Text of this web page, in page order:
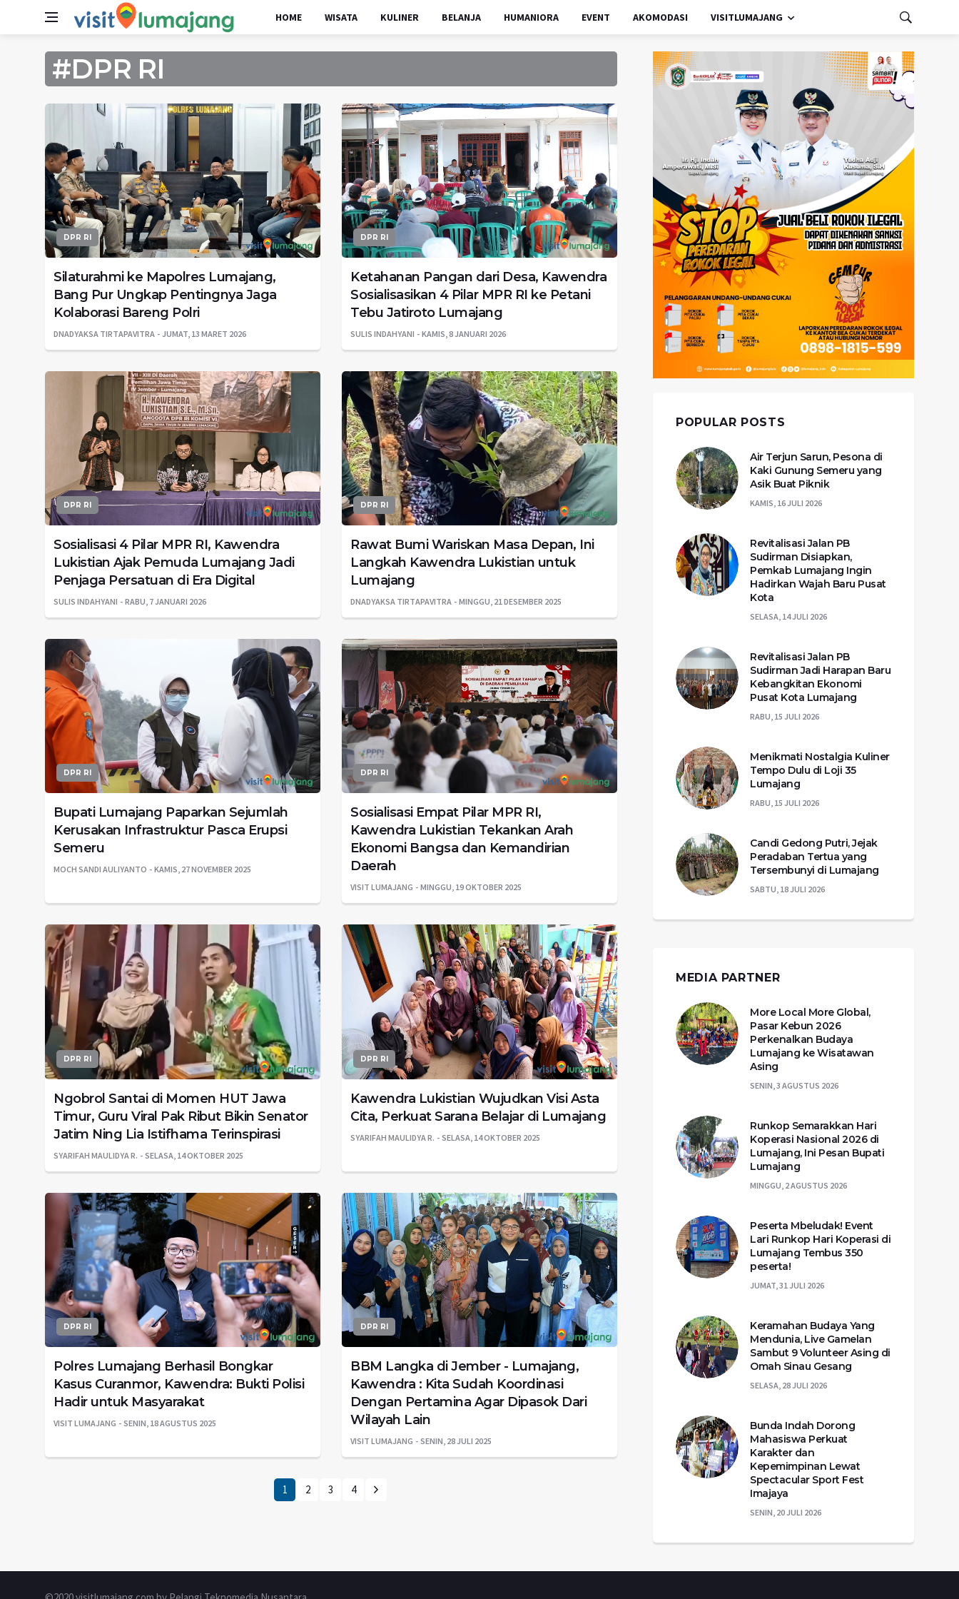
HOME WISATA KULINER BELANJA HUMANIORA EVENT AKOMODASI VISITLUMAJANG
#DPR RI
DPR RI
Silaturahmi ke Mapolres Lumajang,
Bang Pur Ungkap Pentingnya Jaga
Kolaborasi Bareng Polri
DNADYAKSA TIRTAPAVITRA JUMAT, 13 MARET 2026
DPR RI
Ketahanan Pangan dari Desa, Kawendra
Sosialisasikan 4 Pilar MPR RI ke Petani
Tebu Jatiroto Lumajang
SULIS INDAHYANI KAMIS, 8 JANUARI 2026
DPR RI
Sosialisasi 4 Pilar MPR RI, Kawendra
Lukistian Ajak Pemuda Lumajang Jadi
Penjaga Persatuan di Era Digital
SULIS INDAHYANI RABU, 7 JANUARI 2026
DPR RI
Rawat Bumi Wariskan Masa Depan, Ini
Langkah Kawendra Lukistian untuk
Lumajang
DNADYAKSA TIRTAPAVITRA MINGGU, 21 DESEMBER 2025
DPR RI
Bupati Lumajang Paparkan Sejumlah
Kerusakan Infrastruktur Pasca Erupsi
Semeru
MOCH SANDI AULIYANTO KAMIS, 27 NOVEMBER 2025
DPR RI
Sosialisasi Empat Pilar MPR RI,
Kawendra Lukistian Tekankan Arah
Ekonomi Bangsa dan Kemandirian
Daerah
VISIT LUMAJANG MINGGU, 19 OKTOBER 2025
DPR RI
Ngobrol Santai di Momen HUT Jawa
Timur, Guru Viral Pak Ribut Bikin Senator
Jatim Ning Lia Istifhama Terinspirasi
SYARIFAH MAULIDYA R. SELASA, 14 OKTOBER 2025
DPR RI
Kawendra Lukistian Wujudkan Visi Asta
Cita, Perkuat Sarana Belajar di Lumajang
SYARIFAH MAULIDYA R. SELASA, 14 OKTOBER 2025
DPR RI
Polres Lumajang Berhasil Bongkar
Kasus Curanmor, Kawendra: Bukti Polisi
Hadir untuk Masyarakat
VISIT LUMAJANG SENIN, 18 AGUSTUS 2025
DPR RI
BBM Langka di Jember - Lumajang,
Kawendra : Kita Sudah Koordinasi
Dengan Pertamina Agar Dipasok Dari
Wilayah Lain
VISIT LUMAJANG SENIN, 28 JULI 2025
1 2 3 4
POPULAR POSTS
Air Terjun Sarun, Pesona di
Kaki Gunung Semeru yang
Asik Buat Piknik
KAMIS, 16 JULI 2026
Revitalisasi Jalan PB
Sudirman Disiapkan,
Pemkab Lumajang Ingin
Hadirkan Wajah Baru Pusat
Kota
SELASA, 14 JULI 2026
Revitalisasi Jalan PB
Sudirman Jadi Harapan Baru
Kebangkitan Ekonomi
Pusat Kota Lumajang
RABU, 15 JULI 2026
Menikmati Nostalgia Kuliner
Tempo Dulu di Loji 35
Lumajang
RABU, 15 JULI 2026
Candi Gedong Putri, Jejak
Peradaban Tertua yang
Tersembunyi di Lumajang
SABTU, 18 JULI 2026
MEDIA PARTNER
More Local More Global,
Pasar Kebun 2026
Perkenalkan Budaya
Lumajang ke Wisatawan
Asing
SENIN, 3 AGUSTUS 2026
Runkop Semarakkan Hari
Koperasi Nasional 2026 di
Lumajang, Ini Pesan Bupati
Lumajang
MINGGU, 2 AGUSTUS 2026
Peserta Mbeludak! Event
Lari Runkop Hari Koperasi di
Lumajang Tembus 350
peserta!
JUMAT, 31 JULI 2026
Keramahan Budaya Yang
Mendunia, Live Gamelan
Sambut 9 Volunteer Asing di
Omah Sinau Gesang
SELASA, 28 JULI 2026
Bunda Indah Dorong
Mahasiswa Perkuat
Karakter dan
Kepemimpinan Lewat
Spectacular Sport Fest
Imajaya
SENIN, 20 JULI 2026